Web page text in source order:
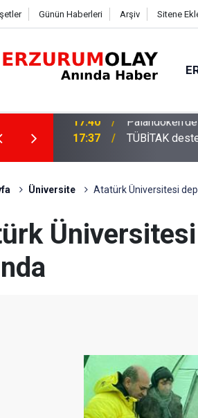
Günün Haberleri Arşiv Sitene
17:37 TÜBİTAK
Üniversite Atatürk Üniversitesi